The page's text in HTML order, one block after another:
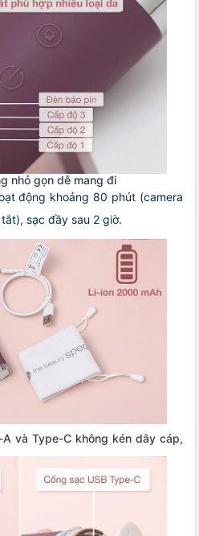
nhỏ gọn dễ mang đi
động khoảng 80 phút (camera
sạc đầy sau 2 giờ.
và Type-C không kén dây cáp,